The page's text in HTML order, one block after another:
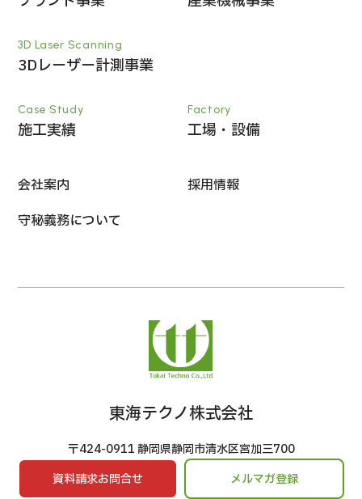
資料請求お問合せ メルマガ登録
3D Laser Scanning
3Dレーザー計測事業
Case Study
施工実績
Factory
工場・設備
会社案内
採用情報
守秘義務について
東海テクノ株式会社
〒424-0911 静岡県静岡市清水区宮加三700
TEL：054-336-1161 FAX：054-336-1170